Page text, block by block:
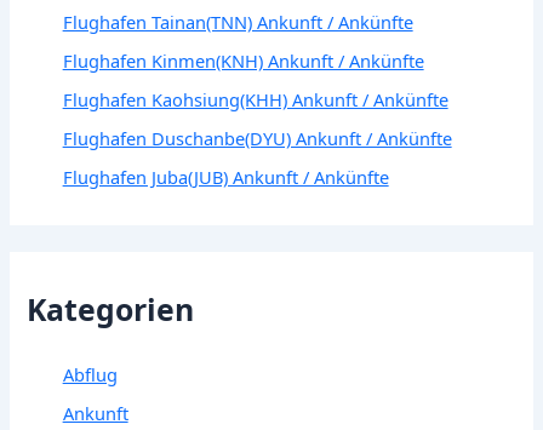
Flughafen Tainan(TNN) Ankunft / Ankünfte
Flughafen Kinmen(KNH) Ankunft / Ankünfte
Flughafen Kaohsiung(KHH) Ankunft / Ankünfte
Flughafen Duschanbe(DYU) Ankunft / Ankünfte
Flughafen Juba(JUB) Ankunft / Ankünfte
Kategorien
Abflug
Ankunft